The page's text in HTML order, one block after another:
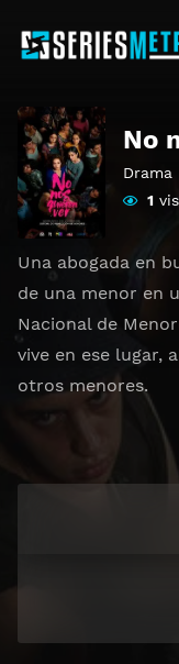
No
Drama
1
Una abogada en
de una menor en
Nacional de
vive en ese lugar,
otros menores.